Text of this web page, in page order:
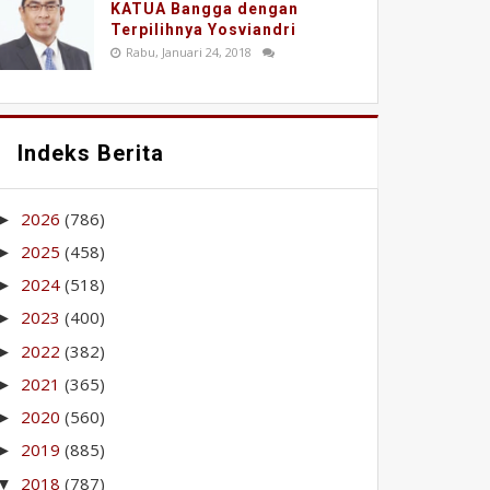
KATUA Bangga dengan
Terpilihnya Yosviandri
Rabu, Januari 24, 2018
Indeks Berita
2026(786)
2025(458)
2024(518)
2023(400)
2022(382)
2021(365)
2020(560)
2019(885)
2018(787)